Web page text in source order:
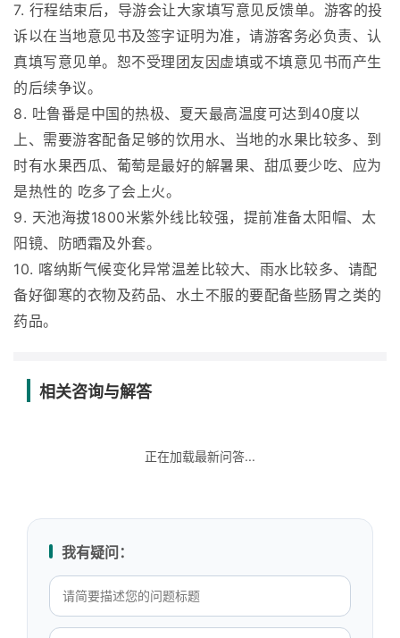
7. 行程结束后，导游会让大家填写意见反馈单。游客的投
诉以在当地意见书及签字证明为准，请游客务必负责、认
真填写意见单。恕不受理团友因虚填或不填意见书而产生
的后续争议。
8. 吐鲁番是中国的热极、夏天最高温度可达到40度以
上、需要游客配备足够的饮用水、当地的水果比较多、到
时有水果西瓜、葡萄是最好的解暑果、甜瓜要少吃、应为
是热性的 吃多了会上火。
9. 天池海拔1800米紫外线比较强，提前准备太阳帽、太
阳镜、防晒霜及外套。
10. 喀纳斯气候变化异常温差比较大、雨水比较多、请配
备好御寒的衣物及药品、水土不服的要配备些肠胃之类的
药品。
相关咨询与解答
正在加载最新问答...
我有疑问：